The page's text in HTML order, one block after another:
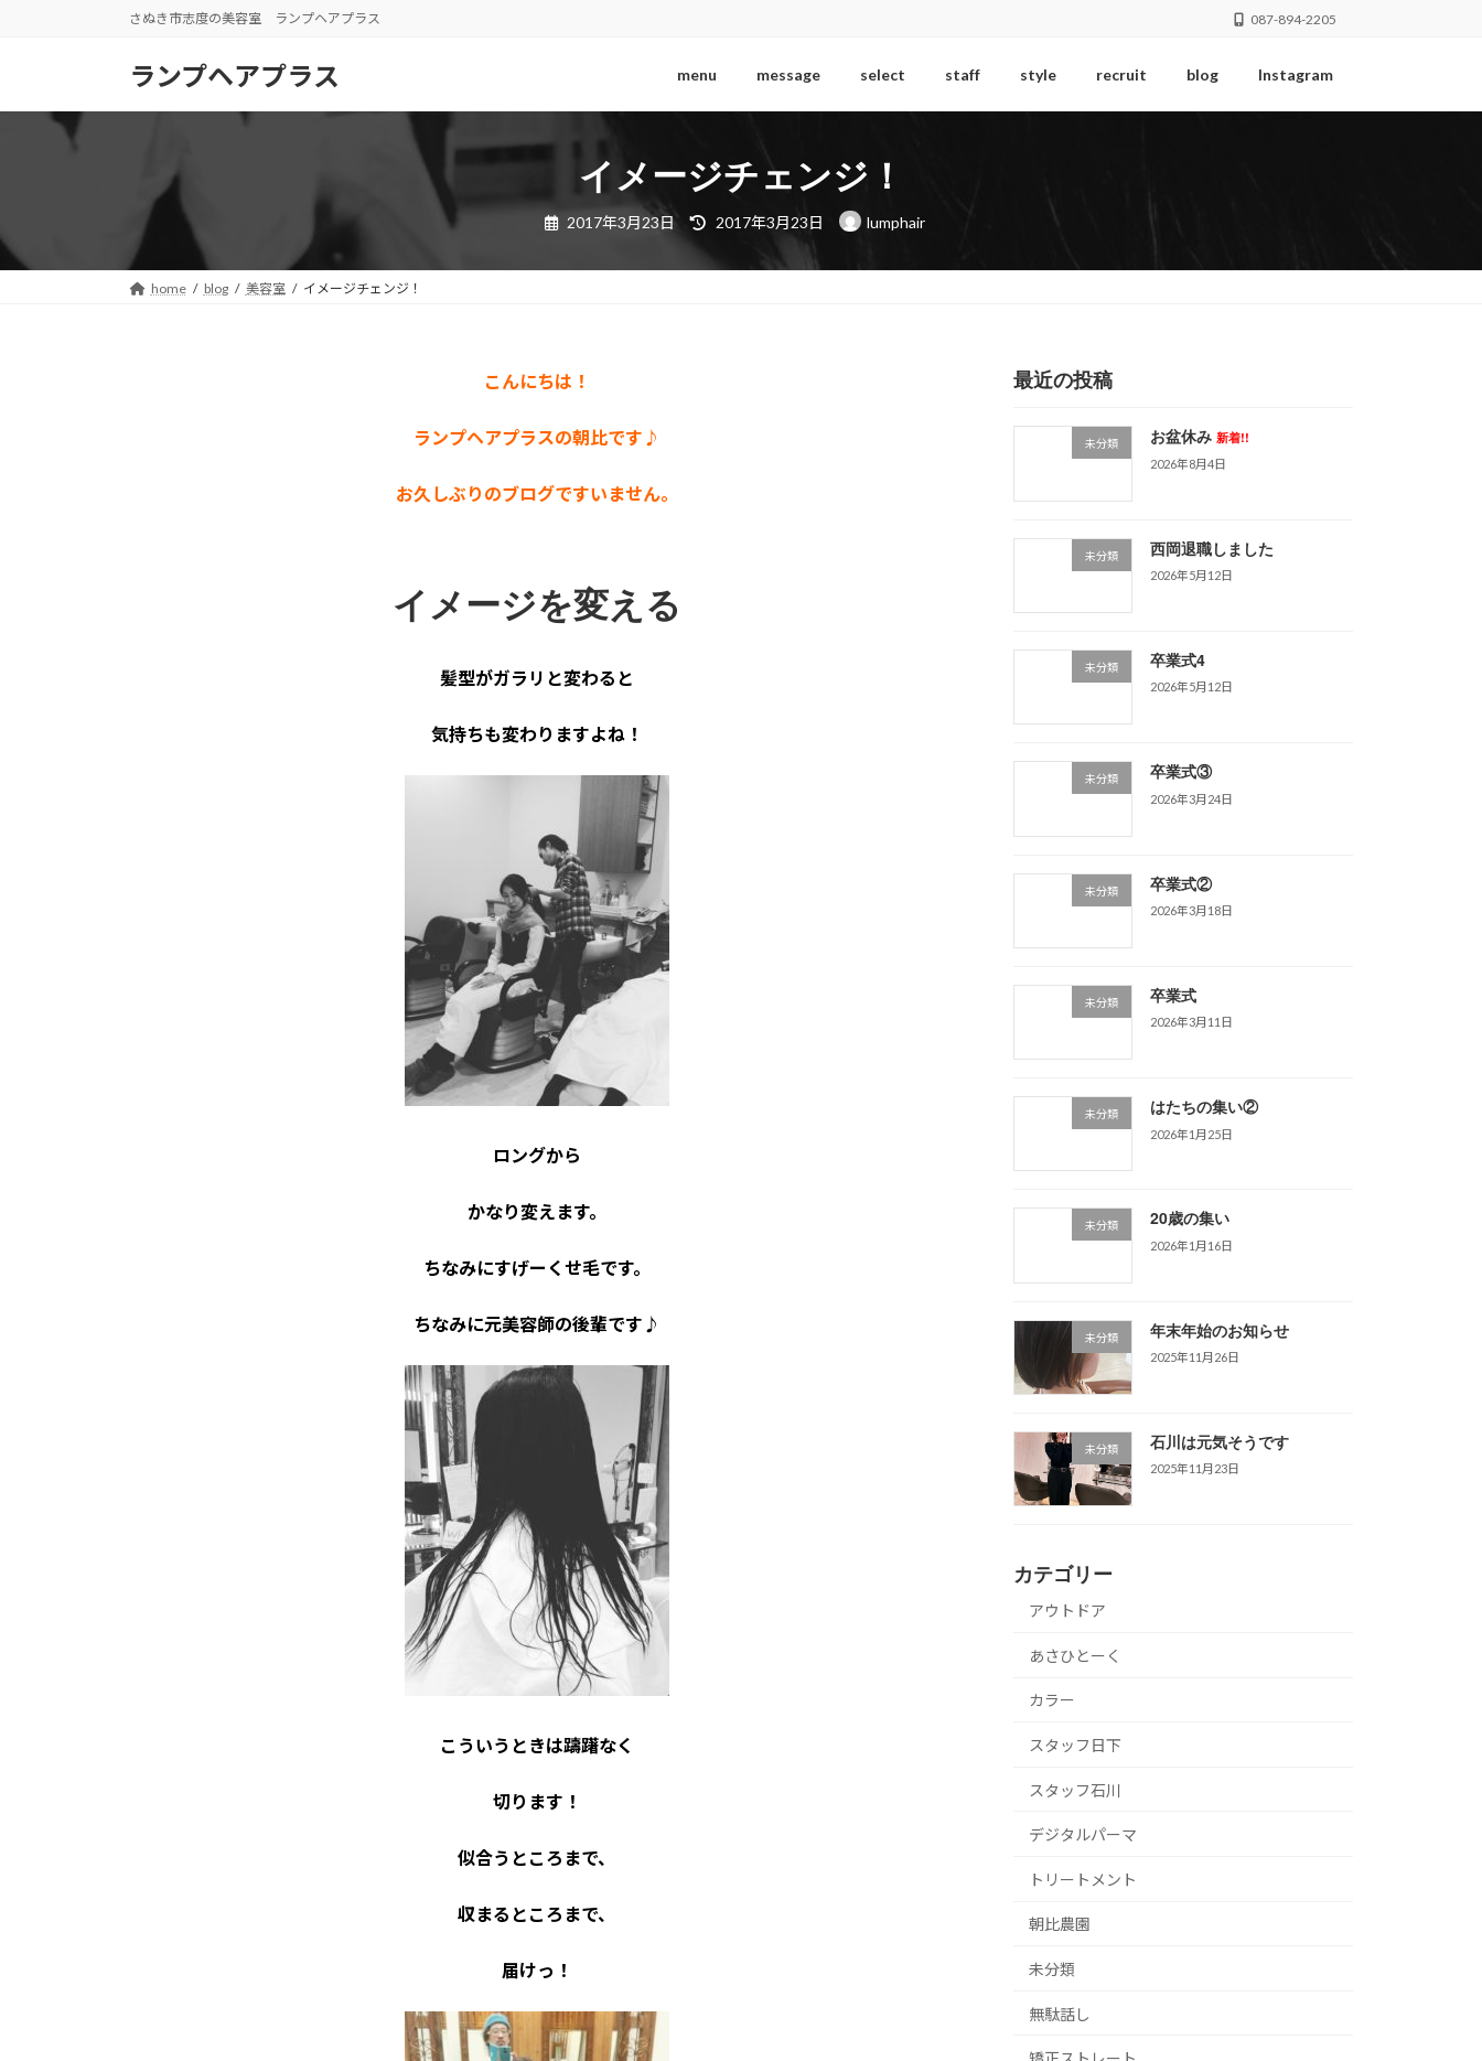
ツ
プ
シ
動
さぬき市志度の美容室 ランプヘアプラス 087-894-2205
ランプヘアプラス menu message select staff style recruit blog Instagram
イメージチェンジ！
2017年3月23日
最
終
日
2017年3月23日 lumphair
home blog 美容室 イメージチェンジ！
こんにちは！
ランプヘアプラスの朝比です♪
お久しぶりのブログですいません。
イメージを変える
髪型がガラリと変わると
気持ちも変わりますよね！
ロングから
かなり変えます。
ちなみにすげーくせ毛です。
ちなみに元美容師の後輩です♪
こういうときは躊躇なく
切ります！
似合うところまで、
収まるところまで、
届けっ！
最近の投稿
未分類 お盆休み 新着!!
2026年8月4日
未分類 西岡退職しました
2026年5月12日
未分類 卒業式4
2026年5月12日
未分類 卒業式③
2026年3月24日
未分類 卒業式②
2026年3月18日
未分類 卒業式
2026年3月11日
未分類 はたちの集い②
2026年1月25日
未分類 20歳の集い
2026年1月16日
未分類 年末年始のお知らせ
2025年11月26日
未分類 石川は元気そうです
2025年11月23日
カテゴリー
アウトドア
あさひとーく
カラー
スタッフ日下
スタッフ石川
デジタルパーマ
トリートメント
朝比農園
未分類
無駄話し